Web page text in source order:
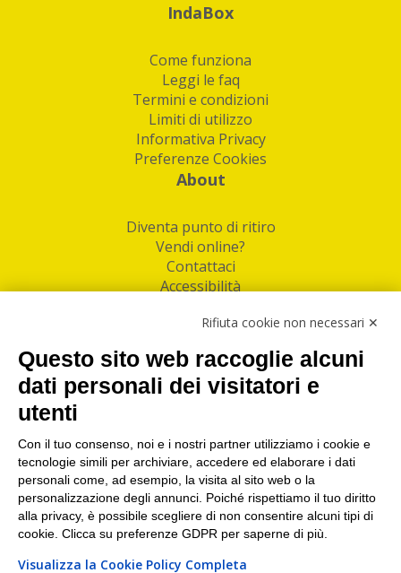
IndaBox
Come funziona
Leggi le faq
Termini e condizioni
Limiti di utilizzo
Informativa Privacy
Preferenze Cookies
About
Diventa punto di ritiro
Vendi online?
Contattaci
Accessibilità
Facebook
Linkedin
I nostri punti di ritiro e spedizione pacchi nelle
maggiori città italiane
Torino|Milano|Roma|Bologna|Firenze| Genova
Napoli|Varese
Rifiuta cookie non necessari ✕
Questo sito web raccoglie alcuni
dati personali dei visitatori e
utenti
Con il tuo consenso, noi e i nostri partner utilizziamo i cookie e
tecnologie simili per archiviare, accedere ed elaborare i dati
personali come, ad esempio, la visita al sito web o la
personalizzazione degli annunci. Poiché rispettiamo il tuo diritto
alla privacy, è possibile scegliere di non consentire alcuni tipi di
cookie. Clicca su preferenze GDPR per saperne di più.
Visualizza la Cookie Policy Completa